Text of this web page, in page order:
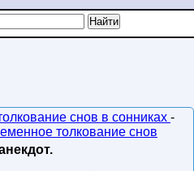
снов в сонниках -
толкование снов